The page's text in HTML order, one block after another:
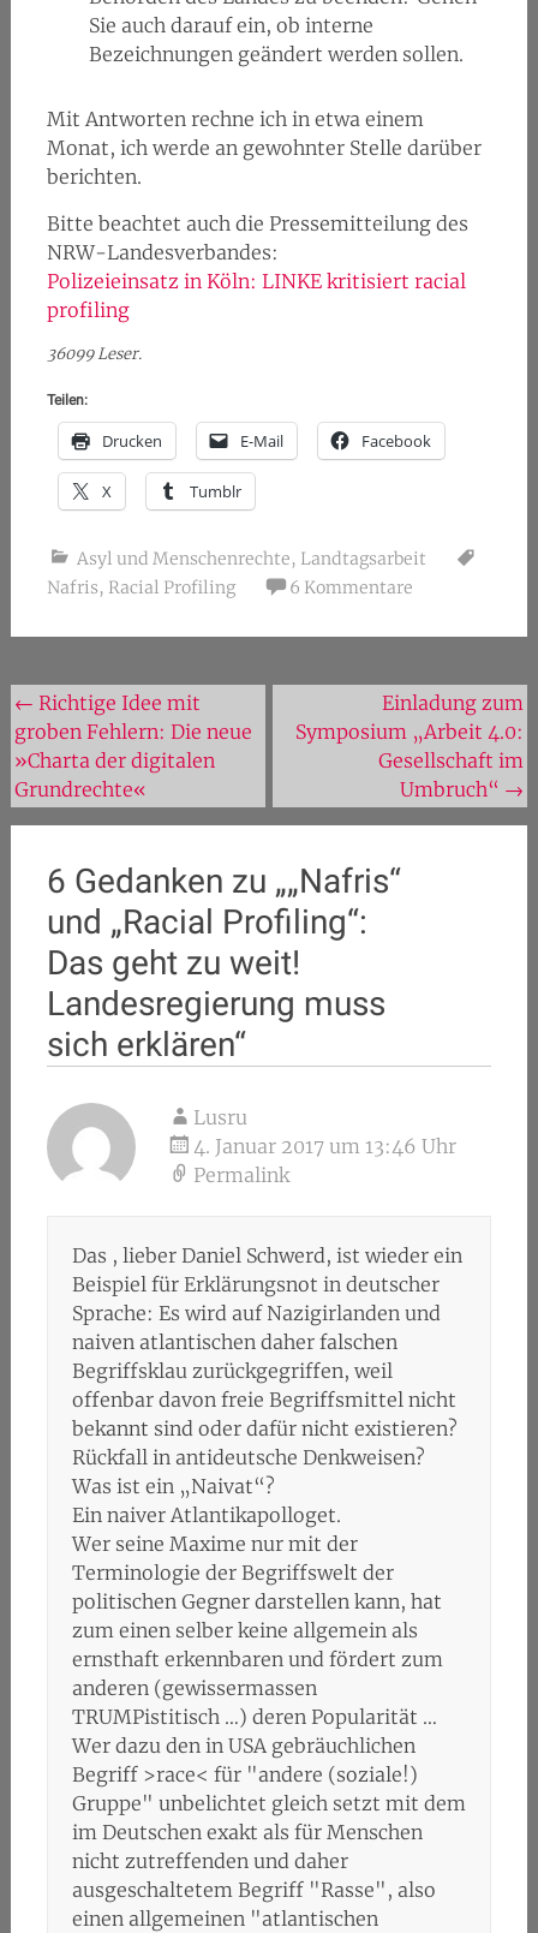
Sie auch darauf ein, ob interne
Bezeichnungen geändert werden sollen.
Mit Antworten rechne ich in etwa einem
Monat, ich werde an gewohnter Stelle darüber
berichten.
Bitte beachtet auch die Pressemitteilung des
NRW-Landesverbandes:
Polizeieinsatz in Köln: LINKE kritisiert racial
profiling
36099 Leser.
Teilen:
Drucken E-Mail Facebook
X Tumblr
Asyl und Menschenrechte, Landtagsarbeit
Nafris, Racial Profiling 6 Kommentare
Beitragsnavigation
← Richtige Idee mit
groben Fehlern: Die neue
»Charta der digitalen
Grundrechte«
Einladung zum
Symposium „Arbeit 4.0:
Gesellschaft im
Umbruch“ →
6 Gedanken zu „„Nafris“
und „Racial Profiling“:
Das geht zu weit!
Landesregierung muss
sich erklären“
Lusru
4. Januar 2017 um 13:46 Uhr
Permalink
Das , lieber Daniel Schwerd, ist wieder ein
Beispiel für Erklärungsnot in deutscher
Sprache: Es wird auf Nazigirlanden und
naiven atlantischen daher falschen
Begriffsklau zurückgegriffen, weil
offenbar davon freie Begriffsmittel nicht
bekannt sind oder dafür nicht existieren?
Rückfall in antideutsche Denkweisen?
Was ist ein „Naivat“?
Ein naiver Atlantikapolloget.
Wer seine Maxime nur mit der
Terminologie der Begriffswelt der
politischen Gegner darstellen kann, hat
zum einen selber keine allgemein als
ernsthaft erkennbaren und fördert zum
anderen (gewissermassen
TRUMPistitisch …) deren Popularität …
Wer dazu den in USA gebräuchlichen
Begriff >race< für "andere (soziale!)
Gruppe" unbelichtet gleich setzt mit dem
im Deutschen exakt als für Menschen
nicht zutreffenden und daher
ausgeschaltetem Begriff "Rasse", also
einen allgemeinen "atlantischen